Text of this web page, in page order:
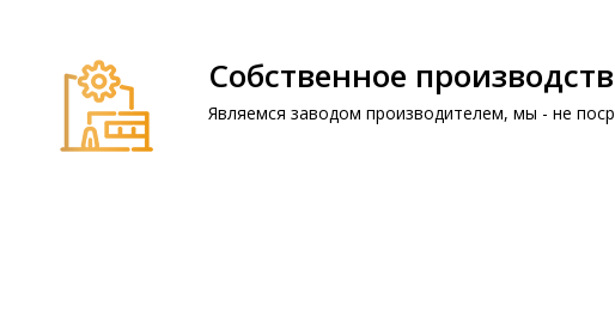
Собственное
Являемся заводом производителем, мы - не